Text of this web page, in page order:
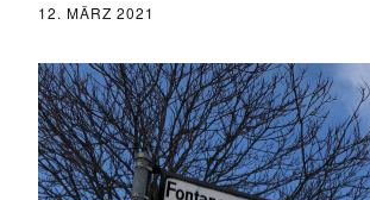
12. MÄRZ 2021